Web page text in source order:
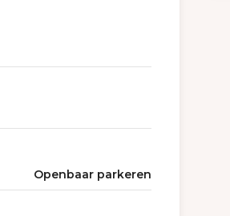
Openbaar parkeren